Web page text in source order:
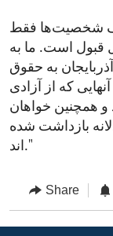
از این طیف شخصیت‌ها فقط
قبول است. ما به
به حقوق
که از آزادی
و همچنین خواهان
بازداشت شده
اند."
Share